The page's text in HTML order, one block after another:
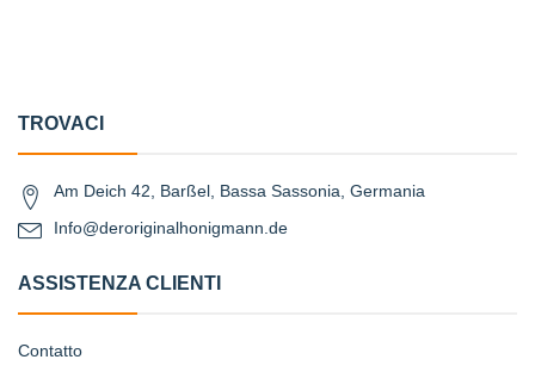
TROVACI
Am Deich 42, Barßel, Bassa Sassonia, Germania
Info@deroriginalhonigmann.de
ASSISTENZA CLIENTI
Contatto